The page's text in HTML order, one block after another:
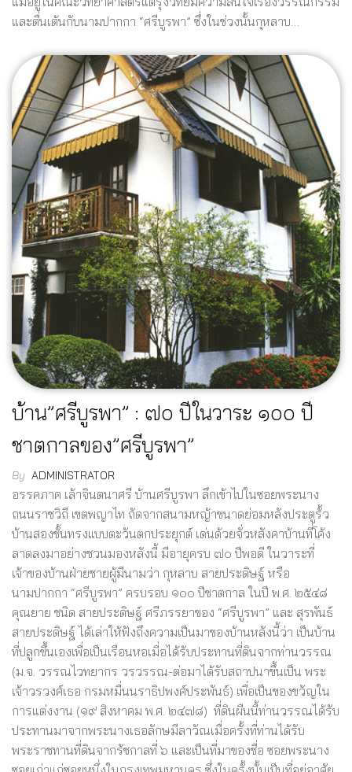
และตื่นเต้นกับนามปากกา “ศรีบูรพา” ซึ่งในช่วงนั้นกุหลาบ…
บ้าน”ศรีบูรพา” : ๗๐ ปีในวาระ ๑๐๐ ปี
ชาตกาลของ”ศรีบูรพา”
By ADMINISTRATOR
อรรคภาค เล้าจินตนาศรี บ้านศรีบูรพา ลึกเข้าไปในซอยพระนาง
ถนนราชวิถี เขตพญาไท ถัดจากสนามหญ้าขนาดย่อมหลังประตูรั้ว
บ้านสองชั้นทรงแบบตะวันตกประยุกต์ เด่นด้วยจั่วหลังคาบ้านที่โค้ง
ลาดลงมาอย่างชวนมองหลังนี้ มีอายุครบ ๗๐ ปีพอดี ในวาระที่
เจ้าของบ้านฝ่ายชายผู้มีนามว่า กุหลาบ สายประดิษฐ์ หรือ
นามปากกา “ศรีบูรพา” ครบรอบ ๑๐๐ ปีชาตกาล ในปี พ.ศ. ๒๕๔๘
คุณยาย ชนิด สายประดิษฐ์ ศรีภรรยาของ “ศรีบูรพา” และ สุรพันธ์
สายประดิษฐ์ ได้เล่าให้ฟังถึงความเป็นมาของบ้านหลังนี้ว่า เป็นบ้าน
ที่ปลูกขึ้นเองเพื่อเป็นเรือนหอเมื่อได้รับประทานที่ดินจากท่านวรรณ
(ม.จ. วรรณไวทยากร วรวรรณ-ต่อมาได้รับสถาปนาขึ้นเป็น พระ
เจ้าวรวงศ์เธอ กรมหมื่นนราธิปพงศ์ประพันธ์) เพื่อเป็นของขวัญใน
การแต่งงาน (๑๙ สิงหาคม พ.ศ. ๒๔๗๘) ที่ดินผืนนี้ท่านวรรณได้รับ
ประทานมาจากพระนางเธอลักษมีลาวัณเมื่อครั้งที่ท่านได้รับ
พระราชทานที่ดินจากรัชกาลที่ ๖ และเป็นที่มาของชื่อ ซอยพระนาง